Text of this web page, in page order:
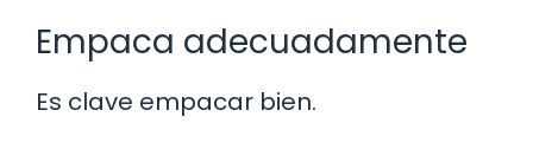
Empaca adecuadamente
Es clave empacar bien.